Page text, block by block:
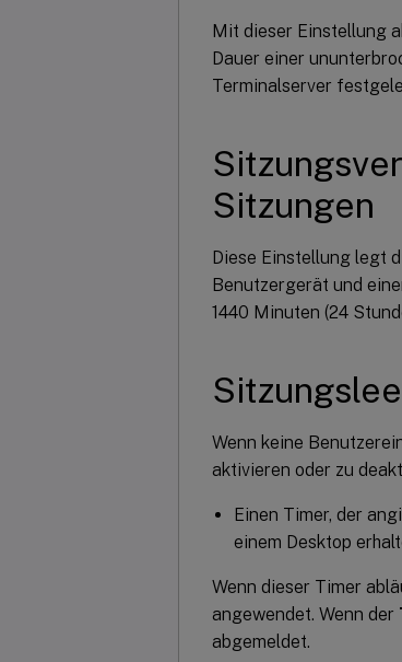
Mit dieser Einstellung
Dauer einer
Terminalserver
Sitzungen
Diese Einstellung legt
Benutzergerät und
1440 Minuten (24
Wenn keine
aktivieren oder zu
Einen Timer, der
einem Desktop
Wenn dieser Timer
angewendet. Wenn der
abgemeldet.